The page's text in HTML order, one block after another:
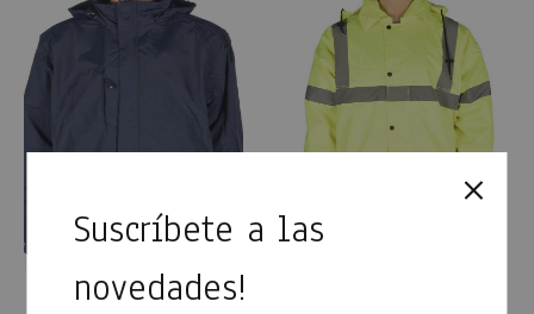
CAMPERA DELUXE (Talle
Suscríbete a las
novedades!